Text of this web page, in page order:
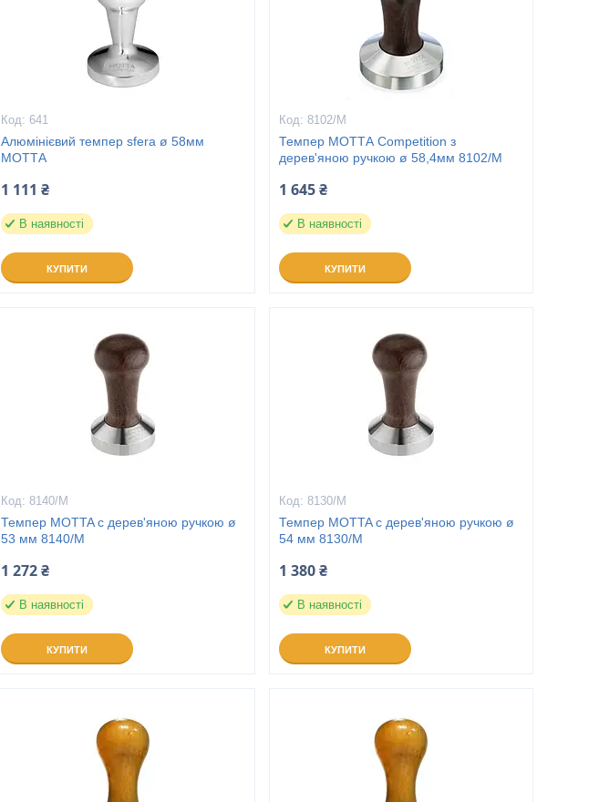
641
Алюмінієвий темпер sfera ø 58мм
МОТТА
1 111 ₴
В наявності
КУПИТИ
8102/M
Темпер МОТТА Competition з
дерев'яною ручкою ø 58,4мм 8102/M
1 645 ₴
В наявності
КУПИТИ
8140/M
Темпер MOTTA с дерев'яною ручкою ø
53 мм 8140/M
1 272 ₴
В наявності
КУПИТИ
8130/M
Темпер MOTTA с дерев'яною ручкою ø
54 мм 8130/M
1 380 ₴
В наявності
КУПИТИ